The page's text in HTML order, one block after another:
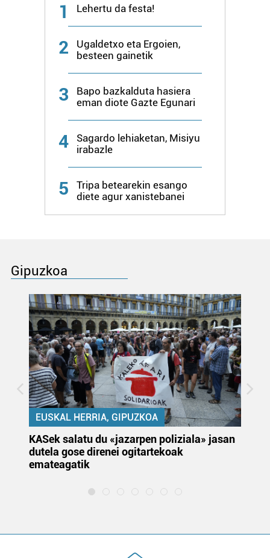
1 Lehertu da festa!
2
Ugaldetxo eta Ergoien,
besteen gainetik
3
Bapo bazkalduta hasiera
eman diote Gazte Egunari
4
Sagardo lehiaketan, Misiyu
irabazle
5
Tripa betearekin esango
diete agur xanistebanei
Gipuzkoa
EUSKAL HERRIA, GIPUZKOA
KASek salatu du «jazarpen poliziala» jasan
dutela gose direnei ogitartekoak
emateagatik